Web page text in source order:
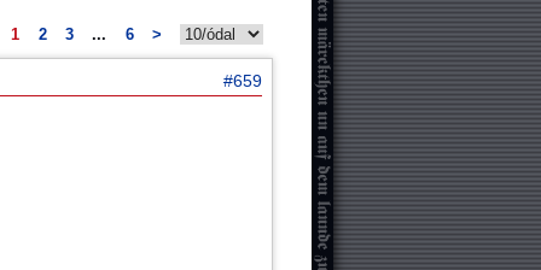
1 2 3 ... 6 >
#659